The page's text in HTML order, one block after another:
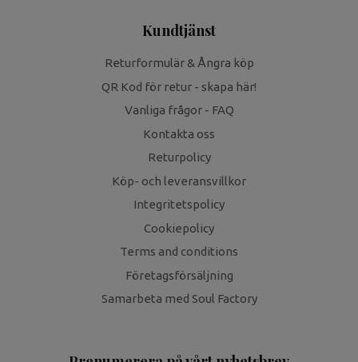
Kundtjänst
Returformulär & Ångra köp
QR Kod för retur - skapa här!
Vanliga frågor - FAQ
Kontakta oss
Returpolicy
Köp- och leveransvillkor
Integritetspolicy
Cookiepolicy
Terms and conditions
Företagsförsäljning
Samarbeta med Soul Factory